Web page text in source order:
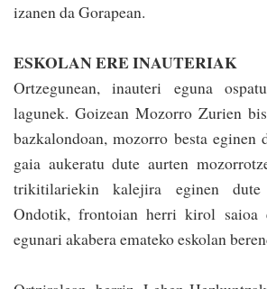
izanen da Gorapean.
ESKOLAN ERE INAUTERIAK
Ortzegunean, inauteri eguna
lagunek. Goizean Mozorro Zurien
baz­kalondoan, mozorro bes­ta eginen
gaia aukeratu dute aurten
trikitilariekin kalejira eginen dute
Ondotik, frontoian herri kirol saioa
eguna­ri akabera emateko eskolan